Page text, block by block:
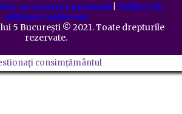
cu caracter personal| Politica de
utilizare cookie-uri
5 București ©️ 2021. Toate drepturile
rezervate.
consimțământul